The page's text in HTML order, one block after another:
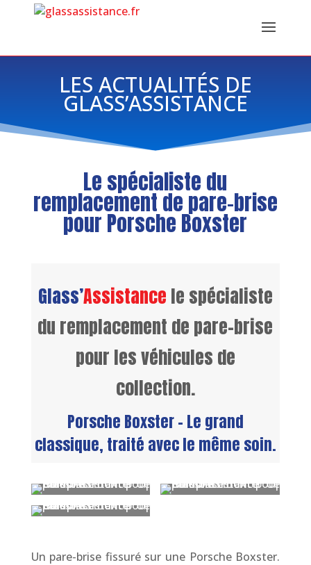
LES ACTUALITÉS DE
GLASS’ASSISTANCE
Le spécialiste du
remplacement de pare-brise
pour Porsche Boxster
Glass’Assistance le spécialiste
du remplacement de pare-brise
pour les véhicules de
collection.
Porsche Boxster – Le grand
classique, traité avec le même soin.
Un pare-brise fissuré sur une Porsche Boxster.